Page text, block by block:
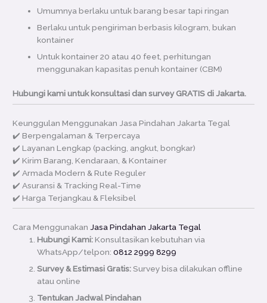
Umumnya berlaku untuk barang besar tapi ringan
Berlaku untuk pengiriman berbasis kilogram, bukan
kontainer
Untuk kontainer 20 atau 40 feet, perhitungan
menggunakan kapasitas penuh kontainer (CBM)
Hubungi kami untuk konsultasi dan survey GRATIS di Jakarta.
Keunggulan Menggunakan Jasa Pindahan Jakarta Tegal
✔️ Berpengalaman & Terpercaya
✔️ Layanan Lengkap (packing, angkut, bongkar)
✔️ Kirim Barang, Kendaraan, & Kontainer
✔️ Armada Modern & Rute Reguler
✔️ Asuransi & Tracking Real-Time
✔️ Harga Terjangkau & Fleksibel
Cara Menggunakan Jasa Pindahan Jakarta Tegal
Hubungi Kami:Konsultasikan kebutuhan via
WhatsApp/telpon: 0812 2999 8299
Survey & Estimasi Gratis:Survey bisa dilakukan offline
atau online
Tentukan Jadwal Pindahan